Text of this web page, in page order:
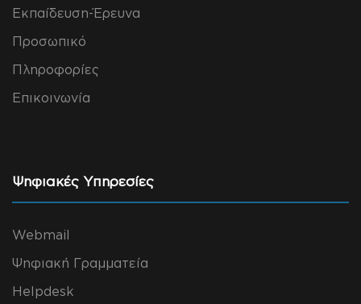
Εκπαίδευση-Έρευνα
Προσωπικό
Πληροφορίες
Επικοινωνία
Ψηφιακές Υπηρεσίες
Webmail
Ψηφιακή Γραμματεία
Helpdesk